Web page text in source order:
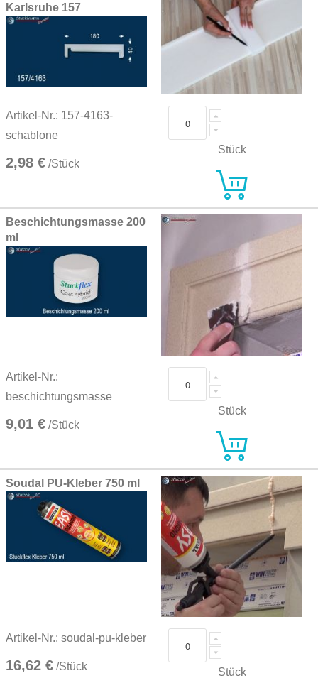
Karlsruhe 157
Artikel-Nr.: 157-4163-
schablone
2,98 € /Stück
Stück
Beschichtungsmasse 200
ml
Artikel-Nr.:
beschichtungsmasse
9,01 € /Stück
Stück
Soudal PU-Kleber 750 ml
Artikel-Nr.: soudal-pu-kleber
16,62 € /Stück Stück